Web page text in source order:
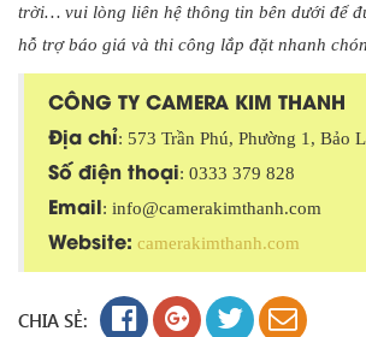
trời… vui lòng liên hệ thông tin bên dưới để
hỗ trợ báo giá và thi công lắp đặt nhanh
CÔNG TY CAMERA KIM THANH
Địa chỉ: 573 Trần Phú, Phường 1, Bảo
Số điện thoại: 0333 379 828
Email: info@camerakimthanh.com
Website: camerakimthanh.com
CHIA SẺ: